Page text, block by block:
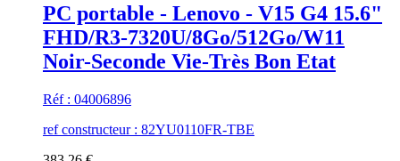
PC portable - Lenovo - V15 G4 15.6"
FHD/R3-7320U/8Go/512Go/W11
Noir-Seconde Vie-Très Bon Etat
Réf : 04006896
ref constructeur : 82YU0110FR-TBE